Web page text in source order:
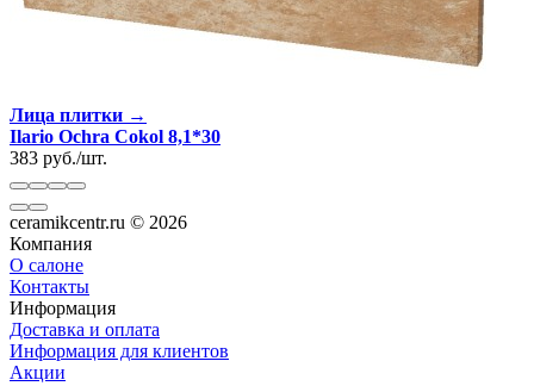
Лица плитки →
Ilario Ochra Cokol 8,1*30
383 руб./шт.
ceramikcentr.ru © 2026
Компания
О салоне
Контакты
Информация
Доставка и оплата
Информация для клиентов
Акции